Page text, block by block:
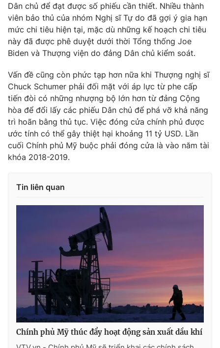
VTV Sức khoẻ Bất động sản
Thị trường 24h Tấm lòng Việt
VTV9 VTV8
Liên hệ tòa soạn English
Cơ quan chủ quản:Đài Truyền hình Việt Nam
Cơ quan báo chí: Thời báo VTV
Giấy phép hoạt động báo in và báo điện tử số 483/GP-BTTTT
cấp ngày 29/12/2023
Tổng Biên tập: Vũ Thanh Thủy
Phó Tổng Biên tập:Nguyễn Thị Mỹ Hạnh, Phạm Quốc Thắng,
Tổng đài VTV: 024.38 355 931 - 024.38 355 932
Dân chủ để đạt được số phiếu cần thiết. Nhiều thành
viên bảo thủ của nhóm Nghị sĩ Tự do đã gợi ý gia hạn
mức chi tiêu hiện tại, mặc dù những kế hoạch chi tiêu
này đã được phê duyệt dưới thời Tổng thống Joe
Biden và Thượng viện do đảng Dân chủ kiểm soát.
Vấn đề cũng còn phức tạp hơn nữa khi Thượng nghị sĩ
Chuck Schumer phải đối mặt với áp lực từ phe cấp
tiến đòi có những nhượng bộ lớn hơn từ đảng Cộng
hòa để đổi lấy các phiếu Dân chủ để phá vỡ khả năng
trì hoãn bằng thủ tục. Việc đóng cửa chính phủ được
ước tính có thể gây thiệt hại khoảng 11 tỷ USD. Lần
cuối Chính phủ Mỹ buộc phải đóng cửa là vào năm tài
khóa 2018-2019.
Tin liên quan
Chính phủ Mỹ thúc đẩy hoạt động sản xuất dầu khí